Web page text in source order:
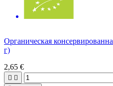
Органическая
г)
2,65 €
 